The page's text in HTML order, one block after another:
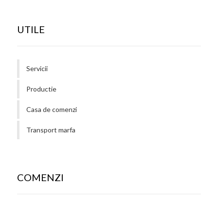
UTILE
Servicii
Productie
Casa de comenzi
Transport marfa
COMENZI